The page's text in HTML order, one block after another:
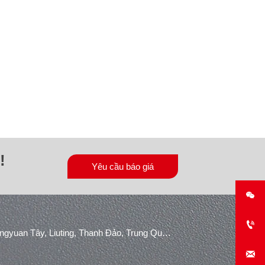
Yêu cầu báo giá
Khu công nghiệp Konggang, Đường Shuangyuan Tây, Liuting, Thanh Đảo, Trung Quốc.


